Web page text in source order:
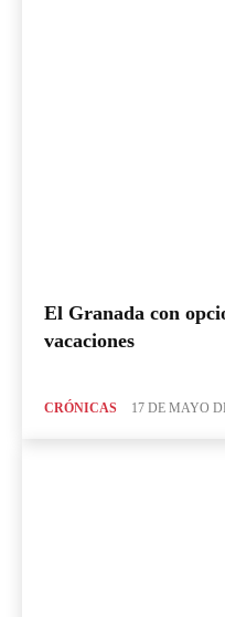
El Granada con
vacaciones
CRÓNICAS 17 DE MAYO